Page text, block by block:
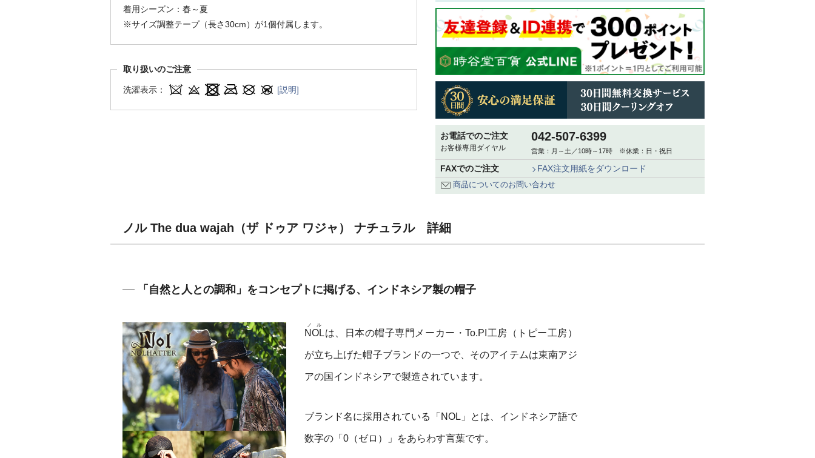
着用シーズン：春～夏
※サイズ調整テープ（長さ30cm）が1個付属します。
取り扱いのご注意
洗濯表示： [説明]
お電話でのご注文
お客様専用ダイヤル
042-507-6399
営業：月～土／10時～17時 ※休業：日・祝日
FAXでのご注文 FAX注文用紙をダウンロード
商品についてのお問い合わせ
ノル The dua wajah（ザ ドゥア ワジャ） ナチュラル 詳細
「自然と人との調和」をコンセプトに掲げる、インドネシア製の帽子
NOL
ノル
は、日本の帽子専門メーカー・To.PI工房（トピー工房）
が立ち上げた帽子ブランドの一つで、そのアイテムは東南アジ
アの国インドネシアで製造されています。
ブランド名に採用されている「NOL」とは、インドネシア語で
数字の「0（ゼロ）」をあらわす言葉です。